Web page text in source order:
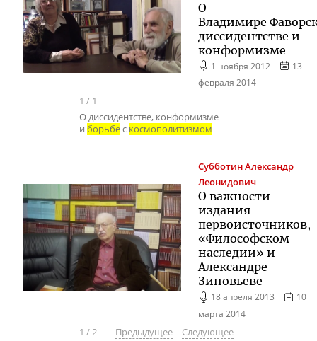
О
Владимире
диссидентстве и
конформизме
1 ноября 2012
13
февраля 2014
1 / 1
О диссидентстве, конформизме
и борьбес космополитизмом
СубботинАлександр
Леонидович
О важности
издания
первоисточников,
«Философском
наследии» и
Александре
Зиновьеве
18 апреля 2013
10
марта 2014
1 /2 Предыдущее
Следующее